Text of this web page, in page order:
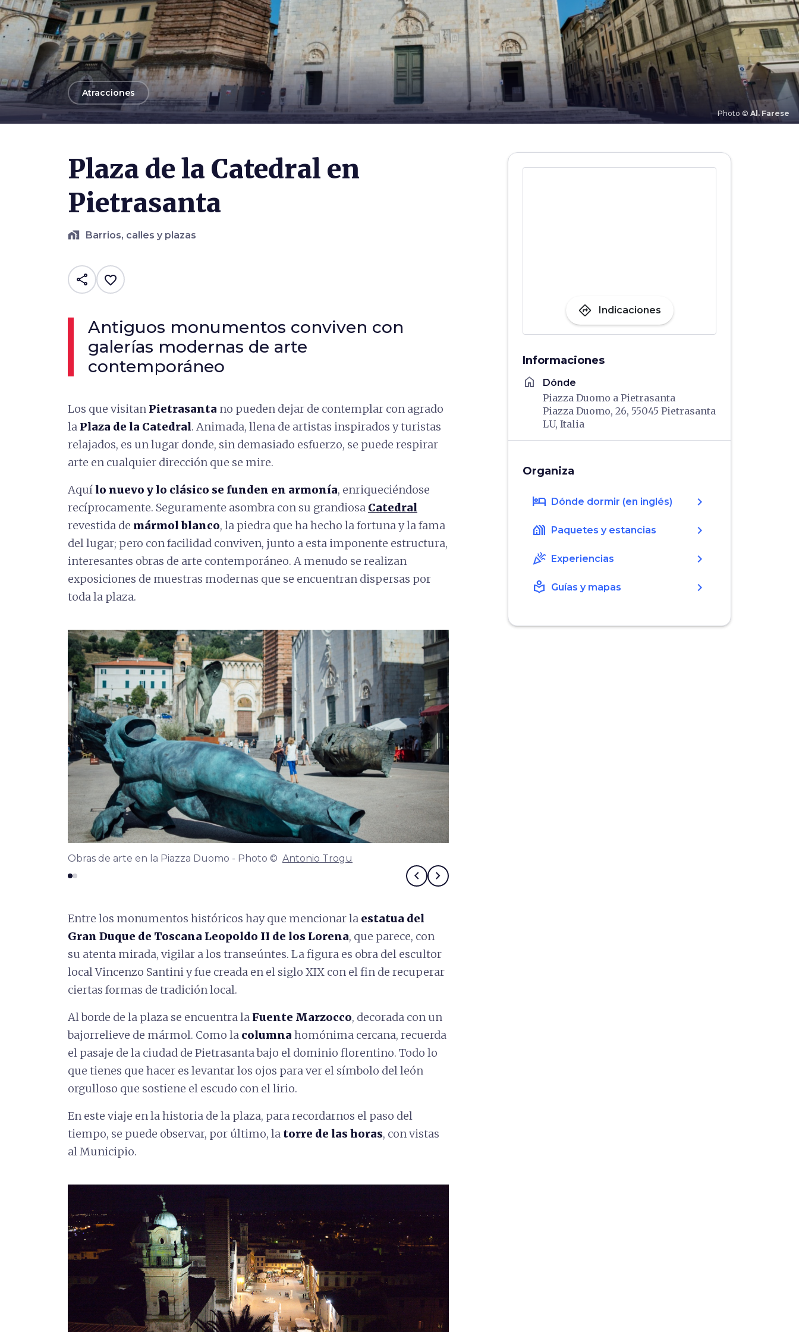
Photo © Al. Farese
arrow_backAtracciones
Plaza de la Catedral en
Pietrasanta
home_work Barrios, calles y plazas
share favorite_border
Antiguos monumentos conviven con
galerías modernas de arte
contemporáneo
Los que visitan Pietrasanta no pueden dejar de contemplar con agrado
la Plaza de la Catedral. Animada, llena de artistas inspirados y turistas
relajados, es un lugar donde, sin demasiado esfuerzo, se puede respirar
arte en cualquier dirección que se mire.
Aquílo nuevo y lo clásico se funden en armonía, enriqueciéndose
recíprocamente. Seguramente asombra con su grandiosa Catedral
revestida de mármol blanco, la piedra que ha hecho la fortuna y la fama
del lugar; pero con facilidad conviven, junto a esta imponente estructura,
interesantes obras de arte contemporáneo. A menudo se realizan
exposiciones de muestras modernas que se encuentran dispersas por
toda la plaza.
Obras de arte en la Piazza Duomo - Photo © Antonio Trogu
chevron_left chevron_right
Entre los monumentos históricos hay que mencionar la estatua del
Gran Duque de Toscana Leopoldo II de los Lorena, que parece, con
su atenta mirada, vigilar a los transeúntes. La figura es obra del escultor
local Vincenzo Santini y fue creada en el siglo XIX con el fin de recuperar
ciertas formas de tradición local.
Al borde de la plaza se encuentra la Fuente Marzocco, decorada con un
bajorrelieve de mármol. Como la columna homónima cercana, recuerda
el pasaje de la ciudad de Pietrasanta bajo el dominio florentino. Todo lo
que tienes que hacer es levantar los ojos para ver el símbolo del león
orgulloso que sostiene el escudo con el lirio.
En este viaje en la historia de la plaza, para recordarnos el paso del
tiempo, se puede observar, por último, la torre de las horas, con vistas
al Municipio.
directions Indicaciones
Informaciones
home Dónde
Piazza Duomo a Pietrasanta
Piazza Duomo, 26, 55045 Pietrasanta
LU, Italia
Organiza
hotel Dónde dormir (en inglés) chevron_right
holiday_village Paquetes y estancias chevron_right
celebration Experiencias chevron_right
local_library Guías y mapas chevron_right